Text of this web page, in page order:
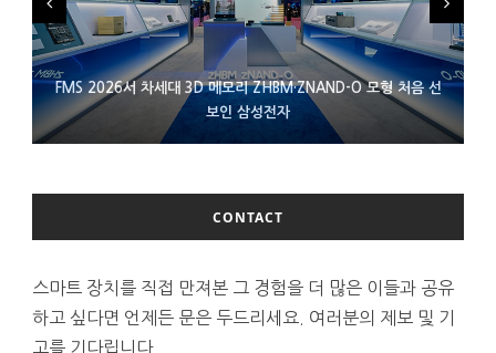
FMS 2026서 차세대 3D 메모리 ZHBM·ZNAND-O 모형 처음 선
보인 삼성전자
에이수스 구글북 ‘CX9406’ 제품 이미지 유출
XBOX 25주년 맞아 무료 선물 나누는 마이크로소프트
CONTACT
스마트 장치를 직접 만져본 그 경험을 더 많은 이들과 공유
하고 싶다면 언제든 문은 두드리세요. 여러분의 제보 및 기
고를 기다립니다.